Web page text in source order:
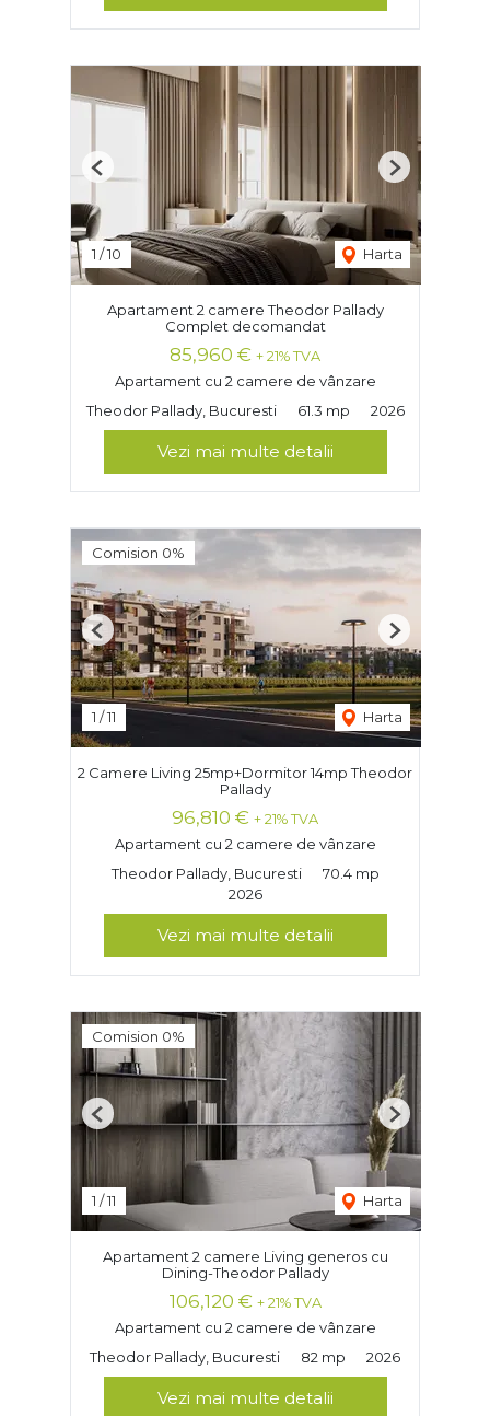
1 /10 Harta
Previous Next
Apartament 2 camere Theodor Pallady
Complet decomandat
85,960 € + 21% TVA
Apartament cu 2 camere de vânzare
Theodor Pallady, Bucuresti
61.3 mp 2026
Vezi mai multe detalii
Comision 0%
1 /11 Harta
Previous Next
2 Camere Living 25mp+Dormitor 14mp Theodor
Pallady
96,810 € + 21% TVA
Apartament cu 2 camere de vânzare
Theodor Pallady, Bucuresti
70.4 mp
2026
Vezi mai multe detalii
Comision 0%
1 /11 Harta
Previous Next
Apartament 2 camere Living generos cu
Dining-Theodor Pallady
106,120 € + 21% TVA
Apartament cu 2 camere de vânzare
Theodor Pallady, Bucuresti
82 mp 2026
Vezi mai multe detalii